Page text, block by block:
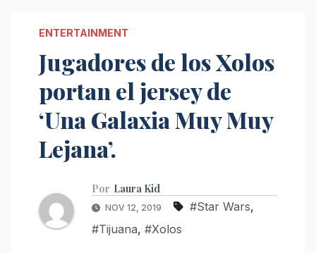
ENTERTAINMENT
Jugadores de los Xolos
portan el jersey de
‘Una Galaxia Muy Muy
Lejana’.
Por Laura Kid
NOV 12, 2019 #Star Wars,
#Tijuana, #Xolos